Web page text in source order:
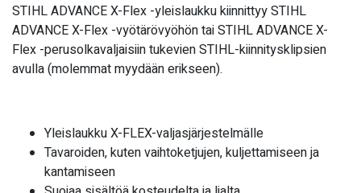
STIHL ADVANCE X-Flex -yleislaukku kiinnittyy STIHL
ADVANCE X-Flex -vyötärövyöhön tai STIHL ADVANCE X-
Flex -perusolkavaljaisiin tukevien STIHL-kiinnitysklipsien
avulla (molemmat myydään erikseen).
Yleislaukku X-FLEX-valjasjärjestelmälle
Tavaroiden, kuten vaihtoketjujen, kuljettamiseen ja
kantamiseen